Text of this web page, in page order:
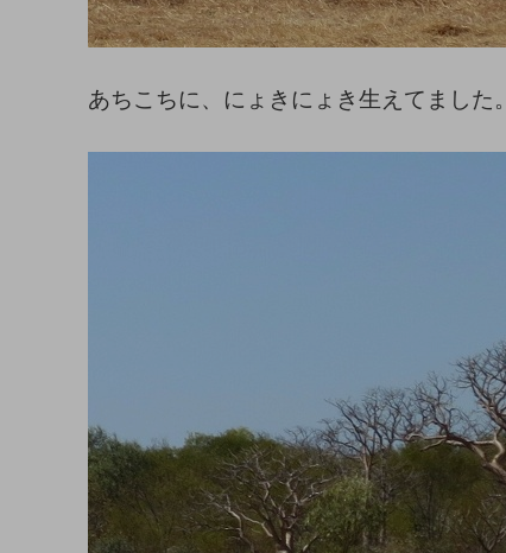
あちこちに、にょきにょき生えてました。